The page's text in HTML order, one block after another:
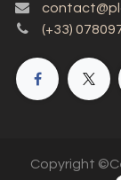
(+33)
Copyright